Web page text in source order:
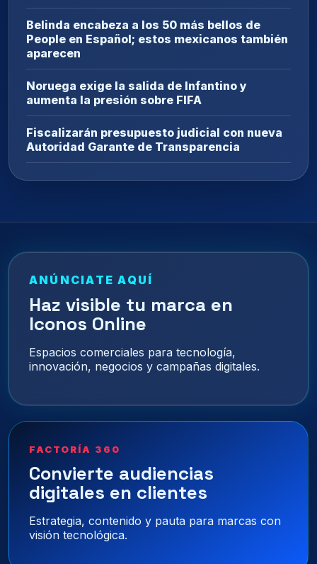
Belinda encabeza a los 50 más bellos de
People en Español; estos mexicanos también
aparecen
Noruega exige la salida de Infantino y
aumenta la presión sobre FIFA
Fiscalizarán presupuesto judicial con nueva
Autoridad Garante de Transparencia
ANÚNCIATE AQUÍ
Haz visible tu marca en
Iconos Online
Espacios comerciales para tecnología,
innovación, negocios y campañas digitales.
FACTORÍA 360
Convierte audiencias
digitales en clientes
Estrategia, contenido y pauta para marcas con
visión tecnológica.